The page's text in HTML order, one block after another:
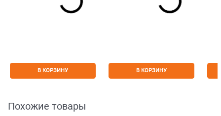
В КОРЗИНУ В КОРЗИНУ
Похожие товары